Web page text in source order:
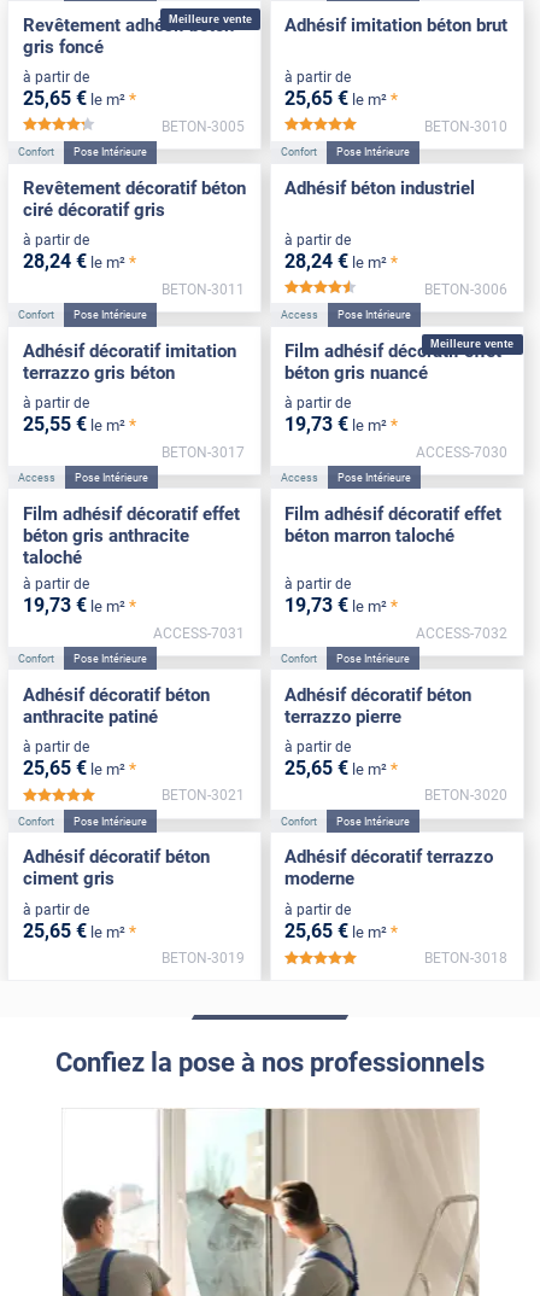
Meilleure vente
Revêtement adhésif béton
gris foncé
à partir de
25,65 € le m² *
*****
BETON-3005
Adhésif imitation béton brut
à partir de
25,65 € le m² *
BETON-3010
Confort Pose Intérieure
Revêtement décoratif béton
ciré décoratif gris
à partir de
28,24 € le m² *
BETON-3011
Confort Pose Intérieure
Adhésif béton industriel
à partir de
28,24 € le m² *
*****
BETON-3006
Confort Pose Intérieure
Adhésif décoratif imitation
terrazzo gris béton
à partir de
25,55 € le m² *
BETON-3017
Meilleure vente
Access Pose Intérieure
Film adhésif décoratif effet
béton gris nuancé
à partir de
19,73 € le m² *
ACCESS-7030
Access Pose Intérieure
Film adhésif décoratif effet
béton gris anthracite
taloché
à partir de
19,73 € le m² *
ACCESS-7031
Access Pose Intérieure
Film adhésif décoratif effet
béton marron taloché
à partir de
19,73 € le m² *
ACCESS-7032
Confort Pose Intérieure
Adhésif décoratif béton
anthracite patiné
à partir de
25,65 € le m² *
*****
BETON-3021
Confort Pose Intérieure
Adhésif décoratif béton
terrazzo pierre
à partir de
25,65 € le m² *
BETON-3020
Confort Pose Intérieure
Adhésif décoratif béton
ciment gris
à partir de
25,65 € le m² *
BETON-3019
Confort Pose Intérieure
Adhésif décoratif terrazzo
moderne
à partir de
25,65 € le m² *
BETON-3018
Confiez la pose à nos professionnels